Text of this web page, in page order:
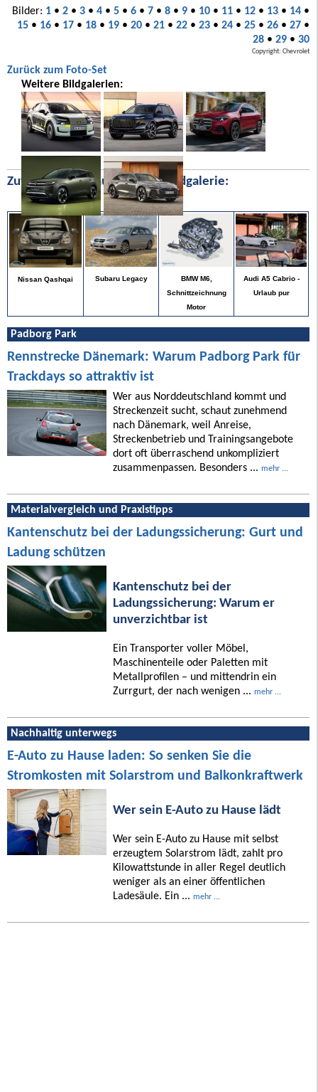
Bilder: 1• 2• 3• 4• 5• 6• 7• 8• 9• 10• 11• 12• 13• 14•
15• 16• 17• 18• 19• 20• 21• 22• 23• 24• 25• 26• 27•
28• 29• 30
Copyright: Chevrolet
Zurück zum Foto-Set
Weitere Bildgalerien:
Zufällige Bilder aus unserer Bildgalerie:
Nissan Qashqai Subaru Legacy
BMW M6,
Schnittzeichnung
Motor
Audi A5 Cabrio -
Urlaub pur
Padborg Park
Rennstrecke Dänemark: Warum Padborg Park für
Trackdays so attraktiv ist
Wer aus Norddeutschland kommt und
Streckenzeit sucht, schaut zunehmend
nach Dänemark, weil Anreise,
Streckenbetrieb und Trainingsangebote
dort oft überraschend unkompliziert
zusammenpassen. Besonders ... mehr ...
Materialvergleich und Praxistipps
Kantenschutz bei der Ladungssicherung: Gurt und
Ladung schützen
Kantenschutz bei der
Ladungssicherung: Warum er
unverzichtbar ist
Ein Transporter voller Möbel,
Maschinenteile oder Paletten mit
Metallprofilen – und mittendrin ein
Zurrgurt, der nach wenigen ... mehr ...
Nachhaltig unterwegs
E-Auto zu Hause laden: So senken Sie die
Stromkosten mit Solarstrom und Balkonkraftwerk
Wer sein E-Auto zu Hause lädt
Wer sein E-Auto zu Hause mit selbst
erzeugtem Solarstrom lädt, zahlt pro
Kilowattstunde in aller Regel deutlich
weniger als an einer öffentlichen
Ladesäule. Ein ... mehr ...